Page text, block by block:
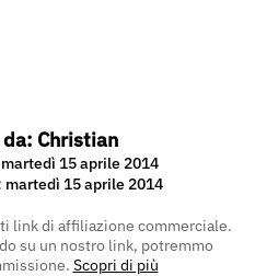
Christian
martedì 15 aprile 2014
martedì 15 aprile 2014
link di affiliazione commerciale.
su un nostro link, potremmo
Scopri di più